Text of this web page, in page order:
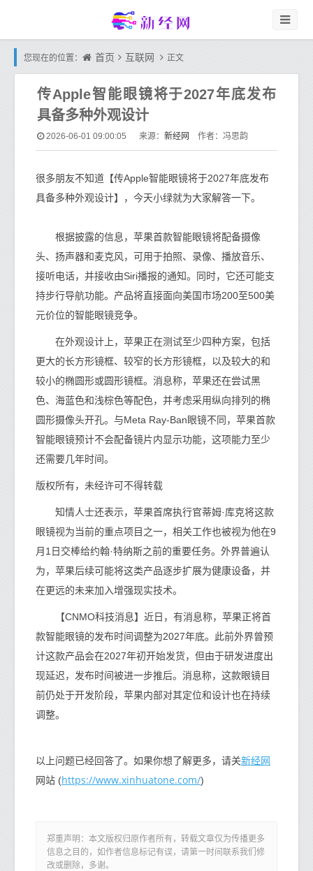
您现在的位置： 首页 互联网 正文
传Apple智能眼镜将于2027年底发布
具备多种外观设计
2026-06-01 09:00:05 来源： 新经网 作者：冯思韵
很多朋友不知道【传Apple智能眼镜将于2027年底发布
具备多种外观设计】，今天小绿就为大家解答一下。
根据披露的信息，苹果首款智能眼镜将配备摄像
头、扬声器和麦克风，可用于拍照、录像、播放音乐、
接听电话，并接收由Siri播报的通知。同时，它还可能支
持步行导航功能。产品将直接面向美国市场200至500美
元价位的智能眼镜竞争。
在外观设计上，苹果正在测试至少四种方案，包括
更大的长方形镜框、较窄的长方形镜框，以及较大的和
较小的椭圆形或圆形镜框。消息称，苹果还在尝试黑
色、海蓝色和浅棕色等配色，并考虑采用纵向排列的椭
圆形摄像头开孔。与Meta Ray-Ban眼镜不同，苹果首款
智能眼镜预计不会配备镜片内显示功能，这项能力至少
还需要几年时间。
版权所有，未经许可不得转载
知情人士还表示，苹果首席执行官蒂姆·库克将这款
眼镜视为当前的重点项目之一，相关工作也被视为他在9
月1日交棒给约翰·特纳斯之前的重要任务。外界普遍认
为，苹果后续可能将这类产品逐步扩展为健康设备，并
在更远的未来加入增强现实技术。
【CNMO科技消息】近日，有消息称，苹果正将首
款智能眼镜的发布时间调整为2027年底。此前外界曾预
计这款产品会在2027年初开始发货，但由于研发进度出
现延迟，发布时间被进一步推后。消息称，这款眼镜目
前仍处于开发阶段，苹果内部对其定位和设计也在持续
调整。
以上问题已经回答了。如果你想了解更多，请关新经网
网站 (https://www.xinhuatone.com/)
郑重声明：本文版权归原作者所有，转载文章仅为传播更多
信息之目的，如作者信息标记有误，请第一时间联系我们修
改或删除，多谢。